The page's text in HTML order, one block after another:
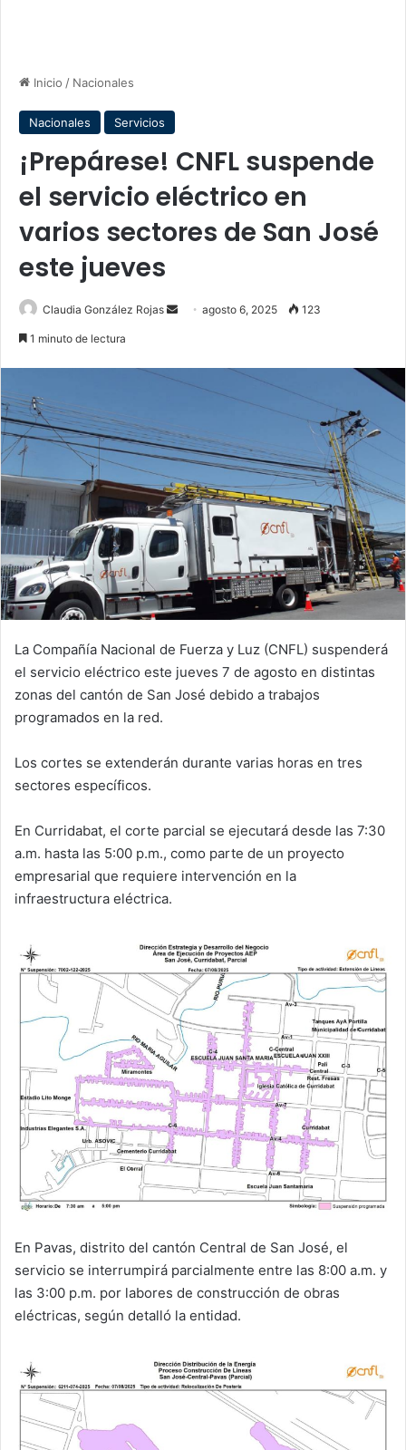
Inicio / Nacionales
Nacionales Servicios
¡Prepárese! CNFL suspende
el servicio eléctrico en
varios sectores de San José
este jueves
Claudia González Rojas
Sendagosto 6, 2025 123
1 minuto de lectura
La Compañía Nacional de Fuerza y Luz (CNFL) suspenderá
el servicio eléctrico este jueves 7 de agosto en distintas
zonas del cantón de San José debido a trabajos
programados en la red.
Los cortes se extenderán durante varias horas en tres
sectores específicos.
En Curridabat, el corte parcial se ejecutará desde las 7:30
a.m. hasta las 5:00 p.m., como parte de un proyecto
empresarial que requiere intervención en la
infraestructura eléctrica.
En Pavas, distrito del cantón Central de San José, el
servicio se interrumpirá parcialmente entre las 8:00 a.m. y
las 3:00 p.m. por labores de construcción de obras
eléctricas, según detalló la entidad.